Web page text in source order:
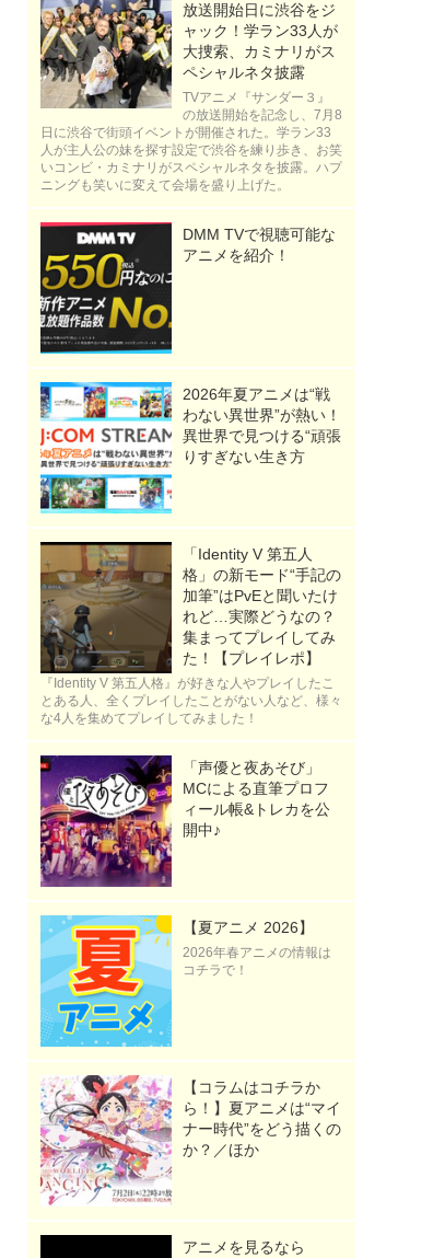
放送開始日に渋谷をジ
ャック！学ラン33人が
大捜索、カミナリがス
ペシャルネタ披露
TVアニメ『サンダー３』
の放送開始を記念し、7月8
日に渋谷で街頭イベントが開催された。学ラン33
人が主人公の妹を探す設定で渋谷を練り歩き、お笑
いコンビ・カミナリがスペシャルネタを披露。ハプ
ニングも笑いに変えて会場を盛り上げた。
DMM TVで視聴可能な
アニメを紹介！
2026年夏アニメは“戦
わない異世界”が熱い！
異世界で見つける“頑張
りすぎない生き方
「Identity V 第五人
格」の新モード“手記の
加筆”はPvEと聞いたけ
れど…実際どうなの？
集まってプレイしてみ
た！【プレイレポ】
『Identity V 第五人格』が好きな人やプレイしたこ
とある人、全くプレイしたことがない人など、様々
な4人を集めてプレイしてみました！
「声優と夜あそび」
MCによる直筆プロフ
ィール帳&トレカを公
開中♪
【夏アニメ 2026】
2026年春アニメの情報は
コチラで！
【コラムはコチラか
ら！】夏アニメは“マイ
ナー時代”をどう描くの
か？／ほか
アニメを見るなら